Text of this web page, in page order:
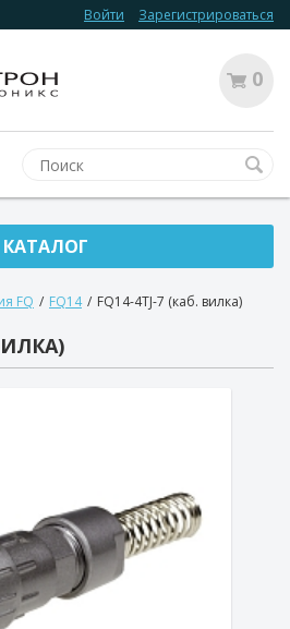
Войти Зарегистрироваться
0
КАТАЛОГ
FQ / FQ14 / FQ14-4TJ-7 (каб. вилка)